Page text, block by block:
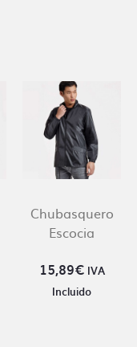
Chubasquero
Escocia
15,89€ IVA
Incluido